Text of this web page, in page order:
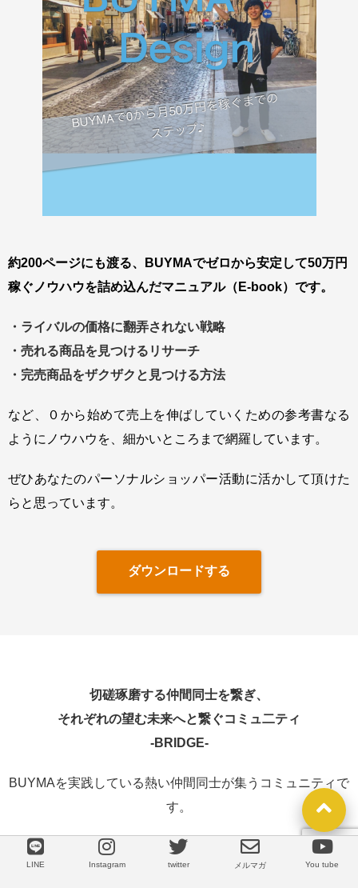
LINE
約200ページにも渡る、BUYMAでゼロから安定して50万円
稼ぐノウハウを詰め込んだマニュアル（E-book）です。
・ライバルの価格に翻弄されない戦略
・売れる商品を見つけるリサーチ
・完売商品をザクザクと見つける方法
など、０から始めて売上を伸ばしていくための参考書なる
ように ノウハウを、細かいところまで網羅しています。
ぜひあなたのパーソナルショッパー活動に活かして頂けた
らと思っています。
ダウンロードする
切磋琢磨する仲間同士を繋ぎ、
それぞれの望む未来へと繋ぐコミュ二ティ
-BRIDGE-
BUYMAを実践している熱い仲間同士が集うコミュニティで
す。
「自分の人生を自分で描く」という信念のもと、
学び、そして成長し合っています。
LINE Instagram twitter メルマガ You tube